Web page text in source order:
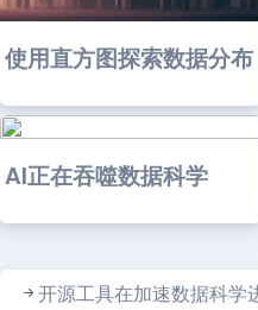
使用直方图探索数据分布
AI正在吞噬数据科学
开源工具在加速数据科学